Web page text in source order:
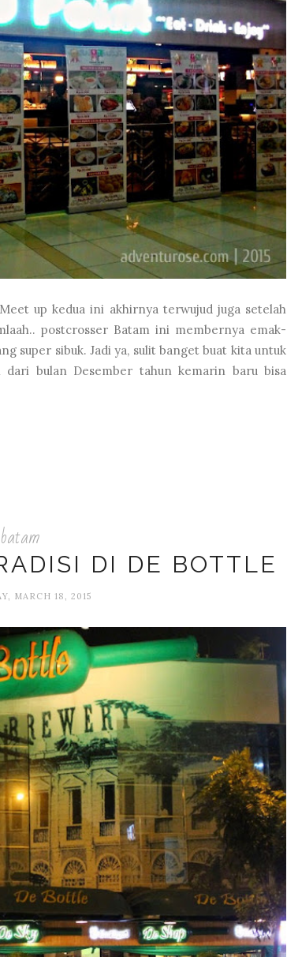
up kedua ini akhirnya terwujud juga setelah
postcrosser Batam ini membernya emak-
super sibuk. Jadi ya, sulit banget buat kita untuk
bulan Desember tahun kemarin baru bisa
batam
DI DE BOTTLE
MARCH 18, 2015